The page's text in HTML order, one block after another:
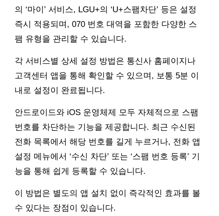
의 ‘마이’ 서비스, LGU+의 ‘U+스팸차단’ 등은 설정
즉시 적용되며, 070 번호 대역을 포함한 다양한 스
팸 유형을 관리할 수 있습니다.
각 서비스별 상세 설정 방법은 통신사 홈페이지나
고객센터 앱을 통해 확인할 수 있으며, 보통 5분 이
내로 설정이 완료됩니다.
안드로이드와 iOS 운영체제 모두 자체적으로 스팸
번호를 차단하는 기능을 제공합니다. 최근 수신된
전화 목록에서 해당 번호를 길게 누르거나, 전화 앱
설정 메뉴에서 ‘수신 차단’ 또는 ‘스팸 번호 등록’ 기
능을 통해 쉽게 등록할 수 있습니다.
이 방법은 별도의 앱 설치 없이 즉각적인 효과를 볼
수 있다는 장점이 있습니다.